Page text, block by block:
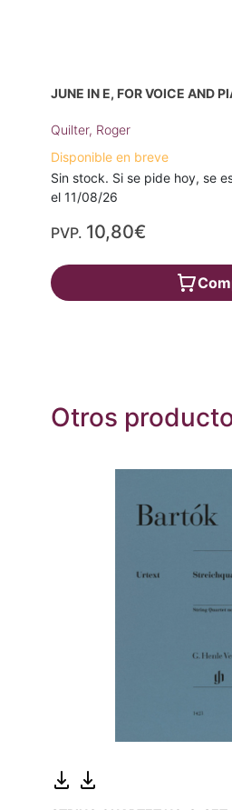
JUNE IN E, FOR VOICE AND
Quilter, Roger
Disponible en breve
Sin stock. Si se pide hoy, se
el 11/08/26
PVP. 10,80€
Otros